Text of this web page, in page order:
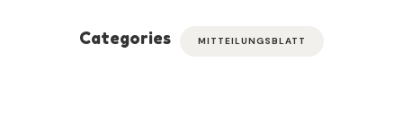
Categories MITTEILUNGSBLATT